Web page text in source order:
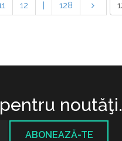
12 128
noutăţi.
ABONEAZĂ-TE